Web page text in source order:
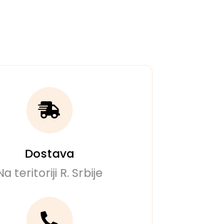
Dostava
teritoriji R. Srbije